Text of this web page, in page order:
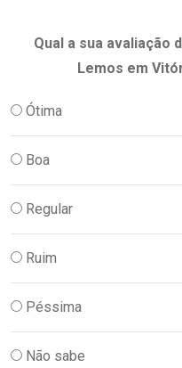
Qual a sua avaliação
Lemos em
Ótima
Boa
Regular
Ruim
Péssima
Não sabe